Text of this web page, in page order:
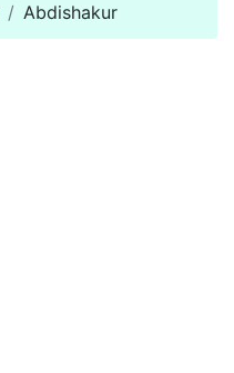
Abdishakur